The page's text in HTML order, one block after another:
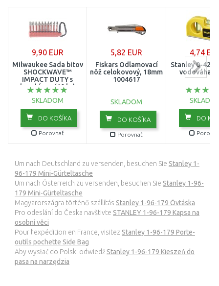
9,90 EUR
Milwaukee Sada bitov
SHOCKWAVE™
IMPACT DUTY s
karabínou (10 ks)
4932480941
SKLADOM
DO KOŠÍKA
Porovnať
5,82 EUR
Fiskars Odlamovací
nôž celokovový, 18mm
1004617
SKLADOM
DO KOŠÍKA
Porovnať
4,74
Stanley 0-42-
vodováha
DO
Um nach Deutschland zu versenden, besuchen Sie Stanley 1-
96-179 Mini-Gürteltasche
Um nach Österreich zu versenden, besuchen Sie Stanley 1-96-
179 Mini-Gürteltasche
Magyarországra történő szállítás Stanley 1-96-179 Övtáska
Pro odeslání do Česka navštivte STANLEY 1-96-179 Kapsa na
osobní věci
Pour l’expédition en France, visitez Stanley 1-96-179 Porte-
outils pochette Side Bag
Aby wysłać do Polski odwiedź Stanley 1-96-179 Kieszeń do
pasa na narzędzia